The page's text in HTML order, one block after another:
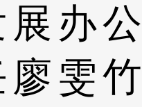
办公
雯竹